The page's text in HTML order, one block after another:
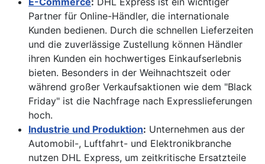
Partner für Online-Händler, die internationale
Kunden bedienen. Durch die schnellen Lieferzeiten
und die zuverlässige Zustellung können Händler
ihren Kunden ein hochwertiges Einkaufserlebnis
bieten. Besonders in der Weihnachtszeit oder
während großer Verkaufsaktionen wie dem "Black
Friday" ist die Nachfrage nach Expresslieferungen
hoch.
Industrie und Produktion: Unternehmen aus der
Automobil-, Luftfahrt- und Elektronikbranche
nutzen DHL Express, um zeitkritische Ersatzteile